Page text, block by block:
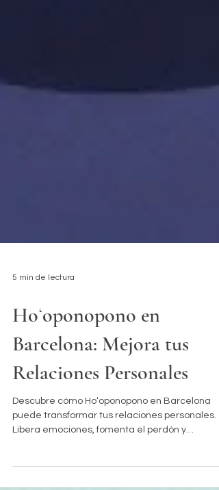
Hoʻoponopono en
Barcelona: Mejora tus
Relaciones Personales
Descubre cómo Hoʻoponopono en Barcelona
puede transformar tus relaciones personales.
reconecta desde la paz interior. ¡Mejora tu